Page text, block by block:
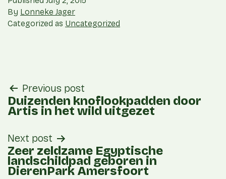
By Lonneke Jager
Categorized as Uncategorized
post
navigation
Previous post
Duizenden knoflookpadden door
Artis in het wild uitgezet
Next post
Zeer zeldzame Egyptische
landschildpad geboren in
DierenPark Amersfoort